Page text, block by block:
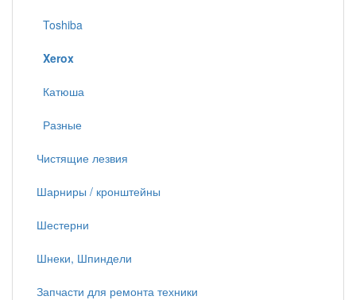
Toshiba
Xerox
Катюша
Разные
Чистящие лезвия
Шарниры / кронштейны
Шестерни
Шнеки, Шпиндели
Запчасти для ремонта техники